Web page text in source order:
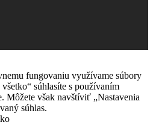
fungovaniu využívame súbory
súhlasíte s používaním
však navštíviť „Nastavenia
súhlas.